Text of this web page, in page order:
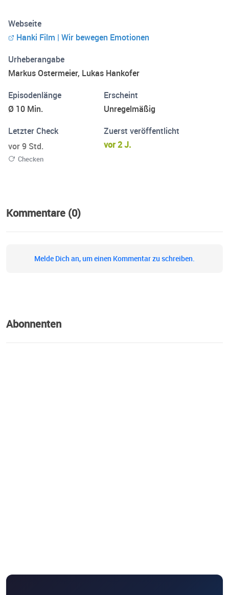
Umfeld. Wir sind Hanki Film, eine Agentur und
Werbefilmproduktion aus Bayern, die mit Leidenschaft
Werbespots verwirklicht. Begleite uns auf unserer Reise
durch die Traumfabrik!
Webseite
Hanki Film | Wir bewegen Emotionen
Urheberangabe
Markus Ostermeier, Lukas Hankofer
Episodenlänge
Ø 10 Min.
Erscheint
Unregelmäßig
Letzter Check
vor 9 Std.
Checken
Zuerst veröffentlicht
vor 2 J.
Kommentare (0)
Melde Dich an, um einen Kommentar zu schreiben.
Abonnenten